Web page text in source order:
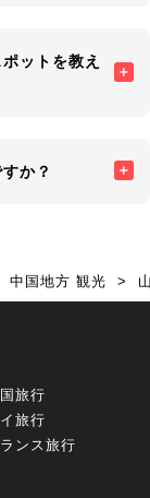
ットを教え
か？
中国地方 観光
旅行
旅行
ンス旅行